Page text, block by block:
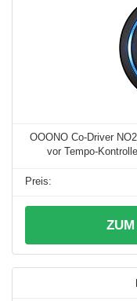
OOONO Co-Driver
vor Tempo-